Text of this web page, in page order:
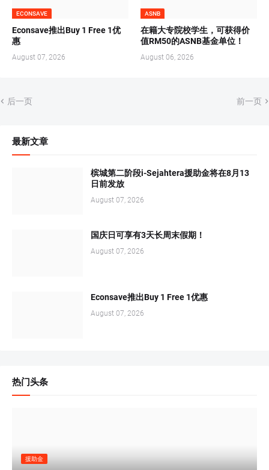
ECONSAVE
Econsave推出Buy 1 Free 1优
惠
August 07, 2026
ASNB
在籍大专院校学生，可获得价
值RM50的ASNB基金单位！
August 06, 2026
后一页 前一页
最新文章
槟城第二阶段i-Sejahtera援助金将在8月13
日前发放
August 07, 2026
国庆日可享有3天长周末假期！
August 07, 2026
Econsave推出Buy 1 Free 1优惠
August 07, 2026
热门头条
援助金